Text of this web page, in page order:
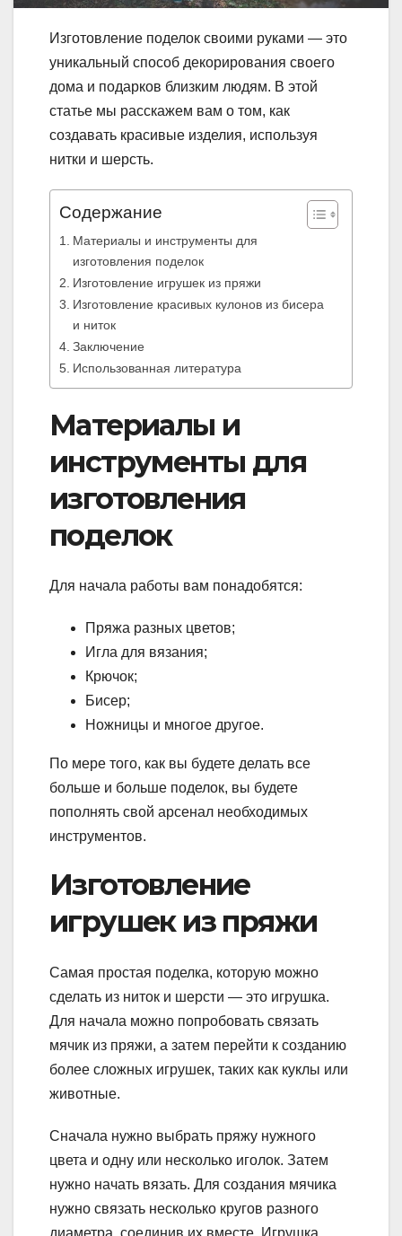
Изготовление поделок своими руками — это
уникальный способ декорирования своего
дома и подарков близким людям. В этой
статье мы расскажем вам о том, как
создавать красивые изделия, используя
нитки и шерсть.
Содержание
Материалы и инструменты для
изготовления поделок
Изготовление игрушек из пряжи
Изготовление красивых кулонов из бисера
и ниток
Заключение
Использованная литература
Материалы и
инструменты для
изготовления
поделок
Для начала работы вам понадобятся:
Пряжа разных цветов;
Игла для вязания;
Крючок;
Бисер;
Ножницы и многое другое.
По мере того, как вы будете делать все
больше и больше поделок, вы будете
пополнять свой арсенал необходимых
инструментов.
Изготовление
игрушек из пряжи
Самая простая поделка, которую можно
сделать из ниток и шерсти — это игрушка.
Для начала можно попробовать связать
мячик из пряжи, а затем перейти к созданию
более сложных игрушек, таких как куклы или
животные.
Сначала нужно выбрать пряжу нужного
цвета и одну или несколько иголок. Затем
нужно начать вязать. Для создания мячика
нужно связать несколько кругов разного
диаметра, соединив их вместе. Игрушка